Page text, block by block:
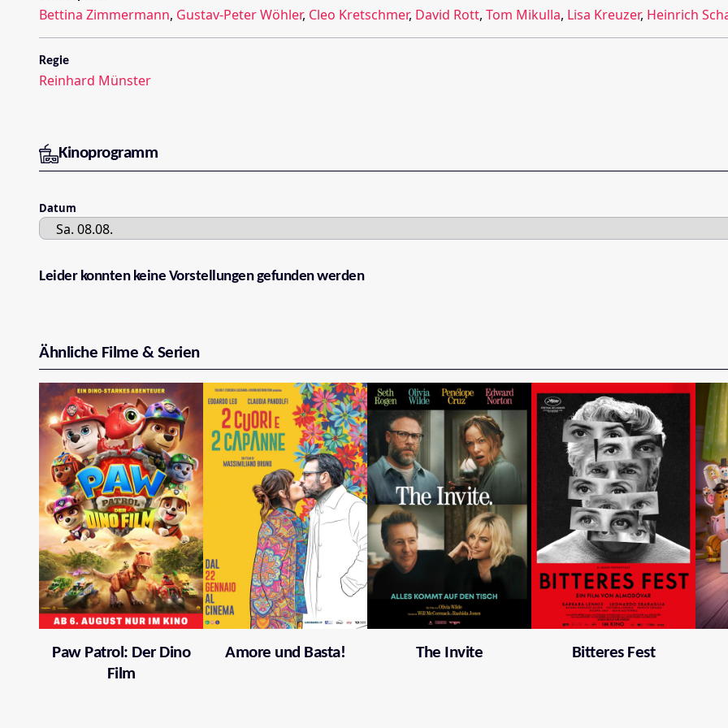
Bettina Zimmermann, Gustav-Peter Wöhler, Cleo Kretschmer, David Rott, Tom Mikulla, Lisa Kreuzer, Heinrich
Regie
Reinhard Münster
Kinoprogramm
Datum
Leider konnten keine Vorstellungen gefunden werden
Ähnliche Filme & Serien
Paw Patrol: Der Dino
Film
Amore und Basta! The Invite Bitteres Fest